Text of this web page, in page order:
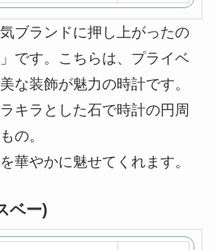
天
で
購
入
ブランドに押し上がったの
です。こちらは、プライベ
な装飾が魅力の時計です。
キラとした石で時計の円周
の。
華やかに魅せてくれます。
ベー)